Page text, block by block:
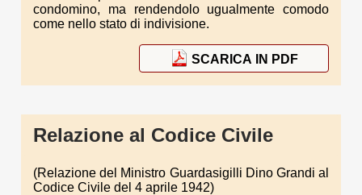
condomino, ma rendendolo ugualmente comodo
come nello stato di indivisione.
SCARICA IN PDF
Relazione al Codice Civile
(Relazione del Ministro Guardasigilli Dino Grandi al
Codice Civile del 4 aprile 1942)